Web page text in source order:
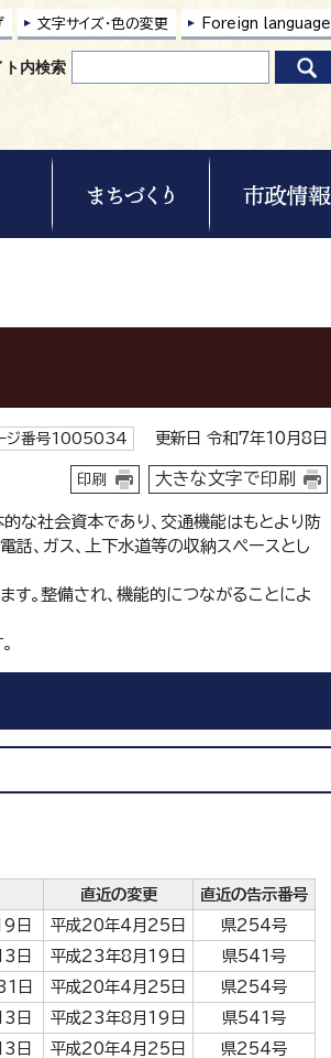
文字サイズ・色の変更 Foreign language
ト内検索
ジ番号1005034 更新日 令和7年10月8日
印刷 大きな文字で印刷
な社会資本であり、交通機能はもとより防
話、ガス、上下水道等の収納スペースとし
。整備され、機能的につながることによ
直近の変更
直近の告示番号
日 平成20年4月25日
県254号
日 平成23年8月19日
県541号
日 平成20年4月25日
県254号
日 平成23年8月19日
県541号
日 平成20年4月25日
県254号